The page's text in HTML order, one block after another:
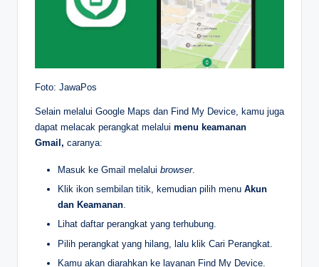
Foto: JawaPos
Selain melalui Google Maps dan Find My Device, kamu juga
dapat melacak perangkat melalui menu keamanan
Gmail, caranya:
Masuk ke Gmail melalui browser.
Klik ikon sembilan titik, kemudian pilih menu Akun
dan Keamanan.
Lihat daftar perangkat yang terhubung.
Pilih perangkat yang hilang, lalu klik Cari Perangkat.
Kamu akan diarahkan ke layanan Find My Device.